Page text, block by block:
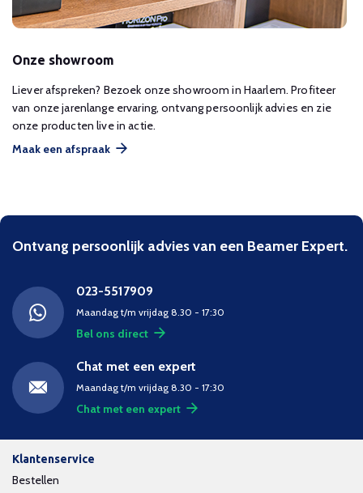
Onze showroom
Liever afspreken? Bezoek onze showroom in Haarlem. Profiteer
van onze jarenlange ervaring, ontvang persoonlijk advies en zie
onze producten live in actie.
Maak een afspraak
Ontvang persoonlijk advies van een Beamer Expert.
023-5517909
Maandag t/m vrijdag 8.30 - 17:30
Bel ons direct
Chat met een expert
Maandag t/m vrijdag 8.30 - 17:30
Chat met een expert
Klantenservice
Bestellen